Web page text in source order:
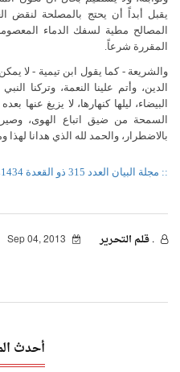
يقبل أبداً أن يحتج بالمصلحة لنقض
المصالح مطية لسفك الدماء
المقررة شرعاً.
والشريعة - كما يقول ابن تيمية - لا
الدين، وأتم علينا النعمة، وتركنا
البيضاء، ليلها كنهارها، لا يزيغ عنها
السمحة من ضيق اتباع الهوى،
بالاضطرار، والحمد لله الذي هدانا لهذا
:: مجلة البيان العدد 315 ذو القعدة 1434هـ، سبتمبر – أكتوبر
. قـلـم الـتحـرير
أحدث